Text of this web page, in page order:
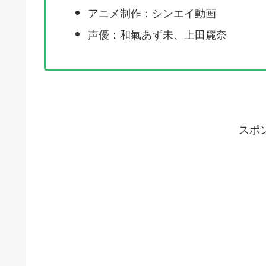
アニメ制作：シンエイ動画
声優：和氣あず未、上田麗奈
スポ